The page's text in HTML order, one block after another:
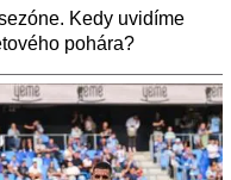
Kedy uvidíme
pohára?